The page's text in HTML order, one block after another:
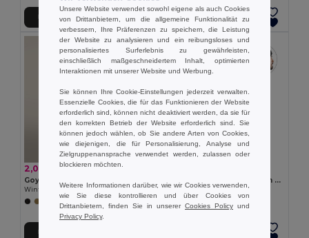
In den Warenkorb In den Warenkorb
2,09 €
Goya 53543
Wintermütze Polyester mit extra-weichem Innenfutter IVALO
In den Warenkorb
Mütze Unisex aus recyceltem Polyester (100% rPET)
Egotier 99038
Unsere Website verwendet sowohl eigene als auch Cookies
von Drittanbietern, um die allgemeine Funktionalität zu
verbessern, Ihre Präferenzen zu speichern, die Leistung
der Website zu analysieren und ein reibungsloses und
personalisiertes Surferlebnis zu gewährleisten,
einschließlich maßgeschneidertem Inhalt, optimierten
Interaktionen mit unserer Website und Werbung.
Sie können Ihre Cookie-Einstellungen jederzeit verwalten.
Essenzielle Cookies, die für das Funktionieren der Website
erforderlich sind, können nicht deaktiviert werden, da sie für
den korrekten Betrieb der Website erforderlich sind. Sie
können jedoch wählen, ob Sie andere Arten von Cookies,
wie diejenigen, die für Personalisierung, Analyse und
Zielgruppenansprache verwendet werden, zulassen oder
blockieren möchten.
Weitere Informationen darüber, wie wir Cookies verwenden,
wie Sie diese kontrollieren und über Cookies von
Drittanbietern, finden Sie in unserer Cookies Policy und
Privacy Policy.